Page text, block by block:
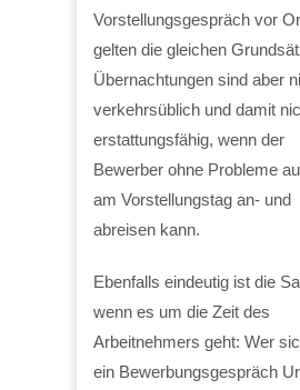
Vorstellungsgespräch vor
gelten die gleichen
Übernachtungen sind aber
verkehrsüblich und damit
erstattungsfähig, wenn der
Bewerber ohne Probleme
am Vorstellungstag an- und
abreisen kann.
Ebenfalls eindeutig ist die
wenn es um die Zeit des
Arbeitnehmers geht: Wer
ein Bewerbungsgespräch